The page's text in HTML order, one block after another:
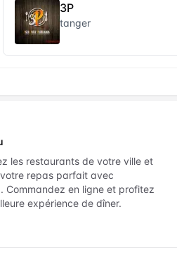
3P
tanger
les restaurants de votre ville et
repas parfait avec
Commandez en ligne et profitez
expérience de dîner.